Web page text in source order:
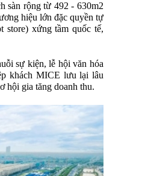
sàn rộng từ 492 - 630m2
hiệu lớn đặc quyền tự
store) xứng tầm quốc tế,
sự kiện, lễ hội văn hóa
khách MICE lưu lại lâu
hội gia tăng doanh thu.